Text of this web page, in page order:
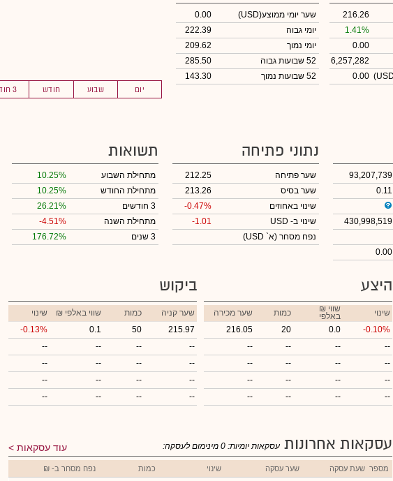
יום שבוע חודש 3 חוד'
216.26
1.41%
0.00
6,257,282
0.00
שער יומי ממוצע(USD)
0.00
יומי גבוה
222.39
יומי נמוך
209.62
52 שבועות גבוה
285.50
52 שבועות נמוך
143.30
93,207,739
0.11
430,998,519
0.00
נתוני פתיחה
שער פתיחה
212.25
שער בסיס
213.26
שינוי באחוזים
-0.47%
שינוי ב- USD
-1.01
נפח מסחר (א` USD)
תשואות
מתחילת השבוע
10.25%
מתחילת החודש
10.25%
3 חודשים
26.21%
מתחילת השנה
-4.51%
3 שנים
176.72%
היצע
שינוי ₪ שווי
באלפי כמות
שער מכירה
-0.10%
0.0
20
216.05
--
--
--
--
--
--
--
--
--
--
--
--
--
--
--
--
ביקוש
שער קניה כמות ₪ שווי באלפי
שינוי
215.97
50
0.1
-0.13%
--
--
--
--
--
--
--
--
--
--
--
--
--
--
--
--
עסקאות אחרונות עוד עסקאות עסקאות יומיות: 0 מינימום לעסקה:
מספר שעת עסקה שער עסקה שינוי כמות נפח מסחר ב- ₪